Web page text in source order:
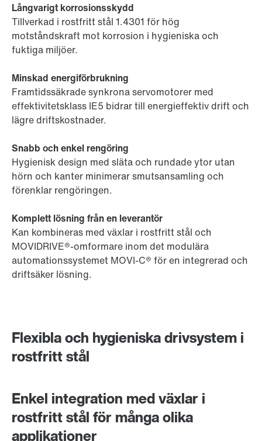
Flexibla och hygieniska drivsystem i
rostfritt stål
Enkel integration med växlar i
rostfritt stål för många olika
applikationer
Långvarigt korrosionsskydd
Tillverkad i rostfritt stål 1.4301 för hög
motståndskraft mot korrosion i hygieniska och
fuktiga miljöer.
Minskad energiförbrukning
Framtidssäkrade synkrona servomotorer med
effektivitetsklass IE5 bidrar till energieffektiv drift och
lägre driftskostnader.
Snabb och enkel rengöring
Hygienisk design med släta och rundade ytor utan
hörn och kanter minimerar smutsansamling och
förenklar rengöringen.
Komplett lösning från en leverantör
Kan kombineras med växlar i rostfritt stål och
MOVIDRIVE®-omformare inom det modulära
automationssystemet MOVI-C® för en integrerad och
driftsäker lösning.